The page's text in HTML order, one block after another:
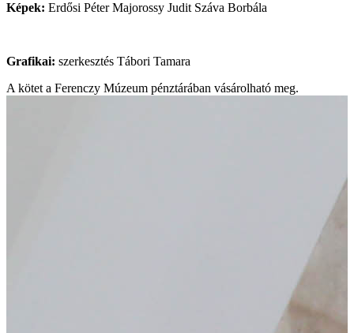
Képek: Erdősi Péter Majorossy Judit Száva Borbála
Grafikai: szerkesztés Tábori Tamara
A kötet a Ferenczy Múzeum pénztárában vásárolható meg.